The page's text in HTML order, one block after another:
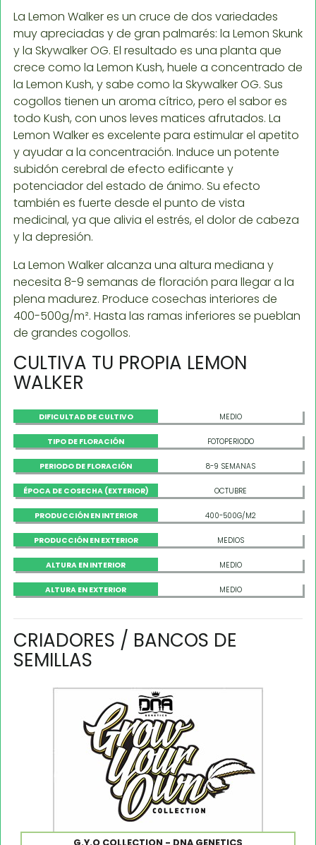
La Lemon Walker es un cruce de dos variedades
muy apreciadas y de gran palmarés: la Lemon Skunk
y la Skywalker OG. El resultado es una planta que
crece como la Lemon Kush, huele a concentrado de
la Lemon Kush, y sabe como la Skywalker OG. Sus
cogollos tienen un aroma cítrico, pero el sabor es
todo Kush, con unos leves matices afrutados. La
Lemon Walker es excelente para estimular el apetito
y ayudar a la concentración. Induce un potente
subidón cerebral de efecto edificante y
potenciador del estado de ánimo. Su efecto
también es fuerte desde el punto de vista
medicinal, ya que alivia el estrés, el dolor de cabeza
y la depresión.
La Lemon Walker alcanza una altura mediana y
necesita 8-9 semanas de floración para llegar a la
plena madurez. Produce cosechas interiores de
400-500g/m². Hasta las ramas inferiores se pueblan
de grandes cogollos.
CULTIVA TU PROPIA LEMON
WALKER
DIFICULTAD DE CULTIVO MEDIO
TIPO DE FLORACIÓN FOTOPERIODO
PERIODO DE FLORACIÓN 8-9 SEMANAS
ÉPOCA DE COSECHA (EXTERIOR) OCTUBRE
PRODUCCIÓN EN INTERIOR 400-500G/M2
PRODUCCIÓN EN EXTERIOR MEDIOS
ALTURA EN INTERIOR MEDIO
ALTURA EN EXTERIOR MEDIO
CRIADORES / BANCOS DE
SEMILLAS
G.Y.O COLLECTION - DNA GENETICS